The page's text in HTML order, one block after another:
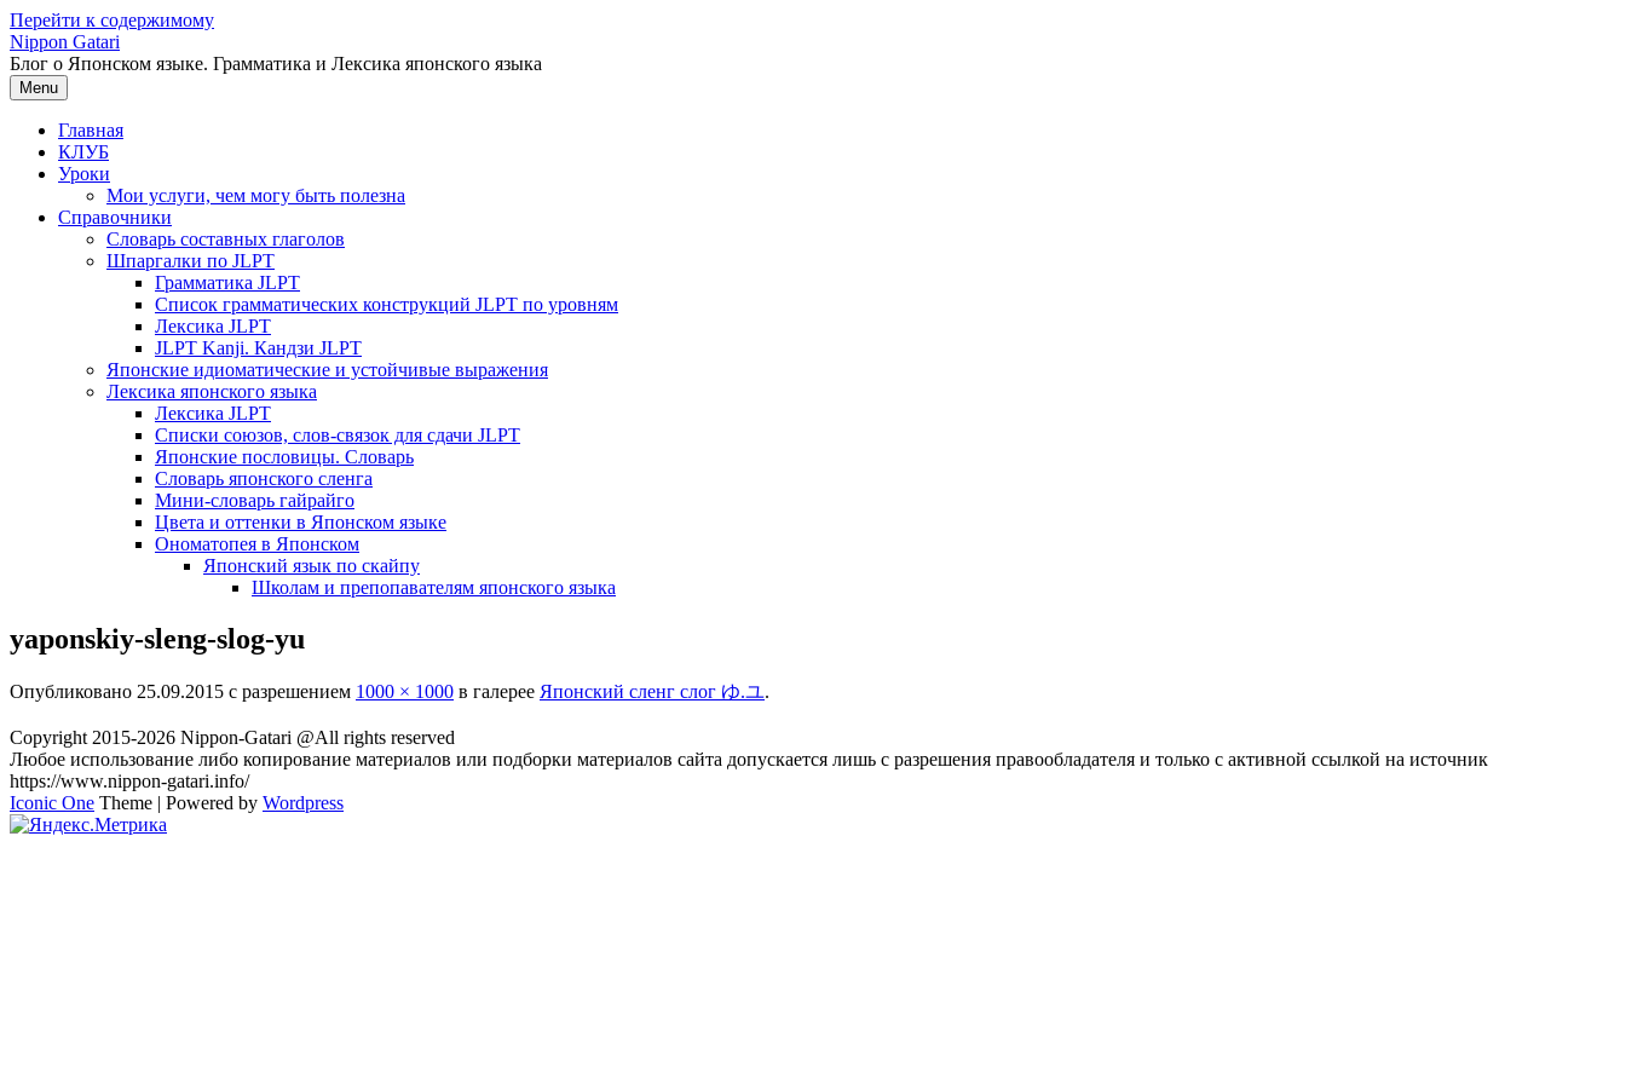
Перейти к содержимому
Nippon Gatari
Блог о Японском языке. Грамматика и Лексика японского языка
Menu
Главная
КЛУБ
Уроки
Мои услуги, чем могу быть полезна
Справочники
Словарь составных глаголов
Шпаргалки по JLPT
Грамматика JLPT
Список грамматических конструкций JLPT по уровням
Лексика JLPT
JLPT Kanji. Кандзи JLPT
Японские идиоматические и устойчивые выражения
Лексика японского языка
Лексика JLPT
Списки союзов, слов-связок для сдачи JLPT
Японские пословицы. Словарь
Словарь японского сленга
Мини-словарь гайрайго
Цвета и оттенки в Японском языке
Ономатопея в Японском
Японский язык по скайпу
Школам и препопавателям японского языка
yaponskiy-sleng-slog-yu
Опубликовано 25.09.2015 с разрешением 1000 × 1000 в галерее Японский сленг слог ゆ.ユ.
Copyright 2015-2026 Nippon-Gatari @All rights reserved
Любое использование либо копирование материалов или подборки материалов сайта допускается лишь с разрешения правообладателя и только с активной ссылкой на источник
https://www.nippon-gatari.info/
Iconic One Theme | Powered by Wordpress